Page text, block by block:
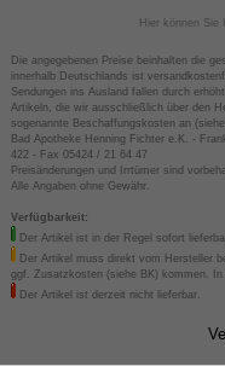
Hier können Sie
Die angegebenen Preise beinhalten die
innerhalb Deutschlands ist
Sendungen ins Ausland fallen durch
Artikeln, die wir ausschließlich über den
sogenannte Beschaffungskosten an (siehe
Bad Apotheke Henning Fichter e.K. -
422 - Fax 05424 / 21 64 47
Preisänderungen und Irrtümer sind
Alle Angaben ohne Gewähr.
Verfügbarkeit:
Der Artikel ist in der Regel sofort
Der Artikel muss direkt vom Hersteller
ggf. Zusatzkosten (siehe BK) kommen. In
Der Artikel ist derzeit nicht lieferbar.